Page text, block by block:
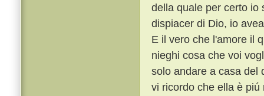
della quale per certo io
dispiacer di Dio, io
E il vero che l'amore il
nieghi cosa che voi
solo andare a casa del
vi ricordo che ella è